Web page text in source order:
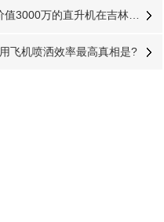
用飞机喷洒效率最高真相是?